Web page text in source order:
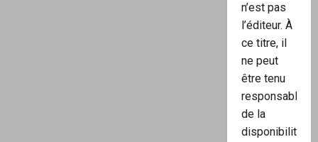
n’est pas
l’éditeur. À
ce titre, il
ne peut
être tenu
responsable
de la
disponibilité